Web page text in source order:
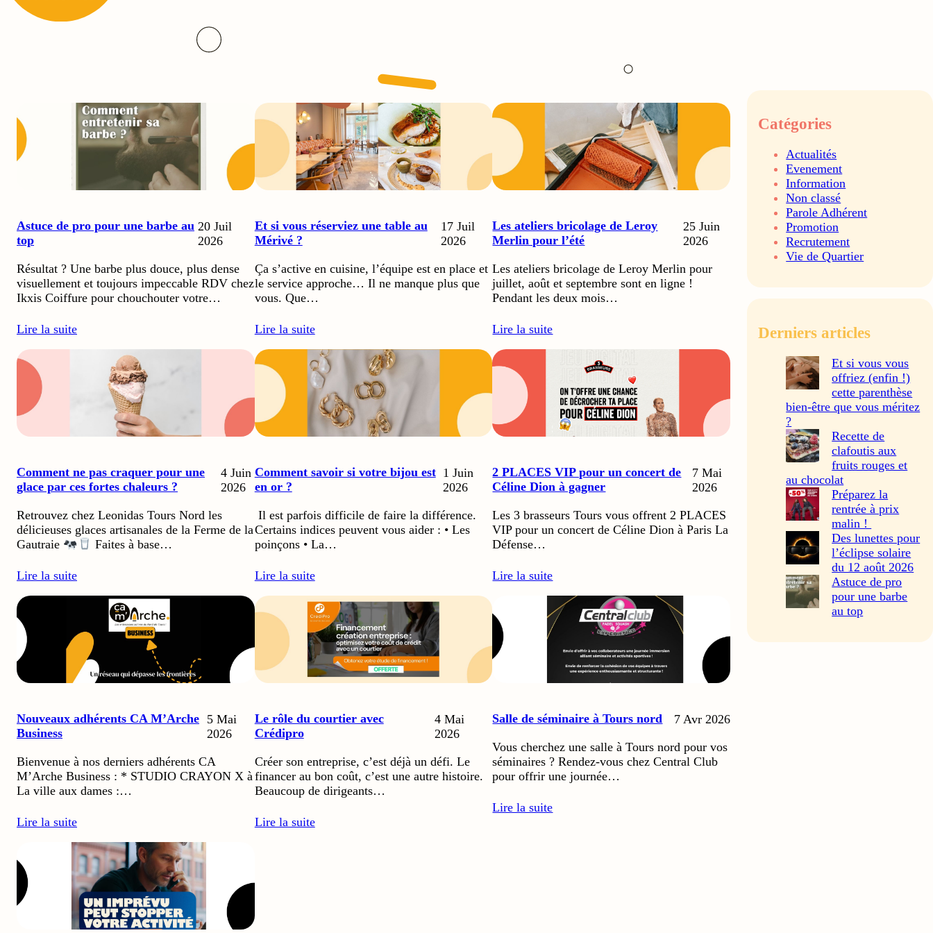
Astuce de pro pour une barbe au
top
20 Juil
2026
Résultat ? Une barbe plus douce, plus dense
visuellement et toujours impeccable RDV chez
Ikxis Coiffure pour chouchouter votre…
Lire la suite
Et si vous réserviez une table au
Mérivé ?
17 Juil
2026
Ça s’active en cuisine, l’équipe est en place et
le service approche… Il ne manque plus que
vous. Que…
Lire la suite
Les ateliers bricolage de Leroy
Merlin pour l’été
25 Juin
2026
Les ateliers bricolage de Leroy Merlin pour
juillet, août et septembre sont en ligne !
Pendant les deux mois…
Lire la suite
Comment ne pas craquer pour une
glace par ces fortes chaleurs ?
4 Juin
2026
Retrouvez chez Leonidas Tours Nord les
délicieuses glaces artisanales de la Ferme de la
Gautraie
Faites à base…
Lire la suite
Comment savoir si votre bijou est
en or ?
1 Juin
2026
Il est parfois difficile de faire la différence.
Certains indices peuvent vous aider : • Les
poinçons • La…
Lire la suite
2 PLACES VIP pour un concert de
Céline Dion à gagner
7 Mai
2026
Les 3 brasseurs Tours vous offrent 2 PLACES
VIP pour un concert de Céline Dion à Paris La
Défense…
Lire la suite
Nouveaux adhérents CA M’Arche
Business
5 Mai
2026
Bienvenue à nos derniers adhérents CA
M’Arche Business : * STUDIO CRAYON X à
La ville aux dames :…
Lire la suite
Le rôle du courtier avec
Crédipro
4 Mai
2026
Créer son entreprise, c’est déjà un défi. Le
financer au bon coût, c’est une autre histoire.
Beaucoup de dirigeants…
Lire la suite
Salle de séminaire à Tours nord
7 Avr 2026
Vous cherchez une salle à Tours nord pour vos
séminaires ? Rendez-vous chez Central Club
pour offrir une journée…
Lire la suite
Catégories
Actualités
Evenement
Information
Non classé
Parole Adhérent
Promotion
Recrutement
Vie de Quartier
Derniers articles
Et si vous vous
offriez (enfin !)
cette parenthèse
bien-être que vous méritez
?
Recette de
clafoutis aux
fruits rouges et
au chocolat
Préparez la
rentrée à prix
malin !
Des lunettes pour
l’éclipse solaire
du 12 août 2026
Astuce de pro
pour une barbe
au top